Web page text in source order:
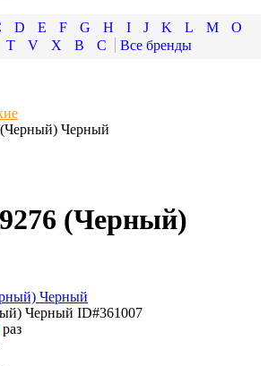
D E F G H I J K L M
O
T V X В С
Черный
(Черный)
Черный ID#361007
раз